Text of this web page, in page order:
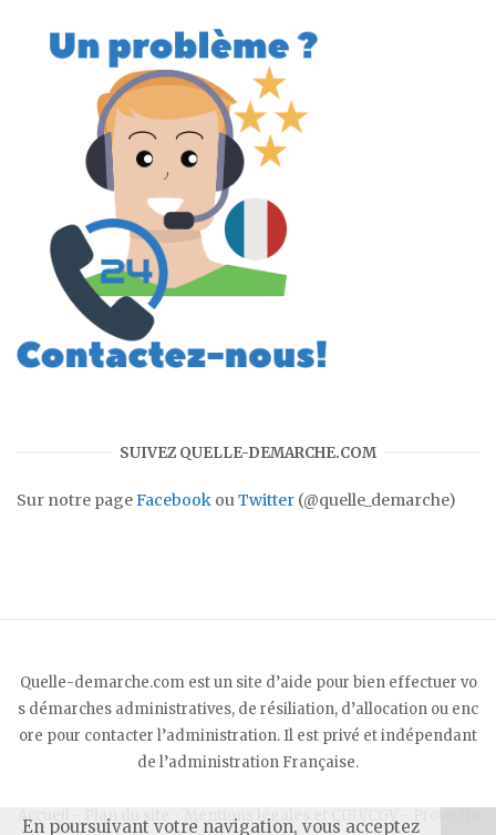
SUIVEZ QUELLE-DEMARCHE.COM
Sur notre pageFacebook ouTwitter (@quelle_demarche)
Quelle-demarche.com est un site d’aide pour bien effectuer vo
s démarches administratives, de résiliation, d’allocation ou enc
ore pour contacter l’administration. Il est privé et indépendant
de l’administration Française.
Accueil Plan du site Mentions légales et CGU/CGV
En poursuivant votre navigation, vous acceptez